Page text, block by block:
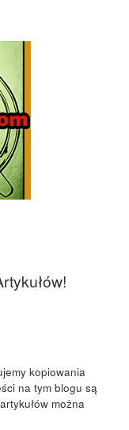
kopiowania
na tym blogu są
można